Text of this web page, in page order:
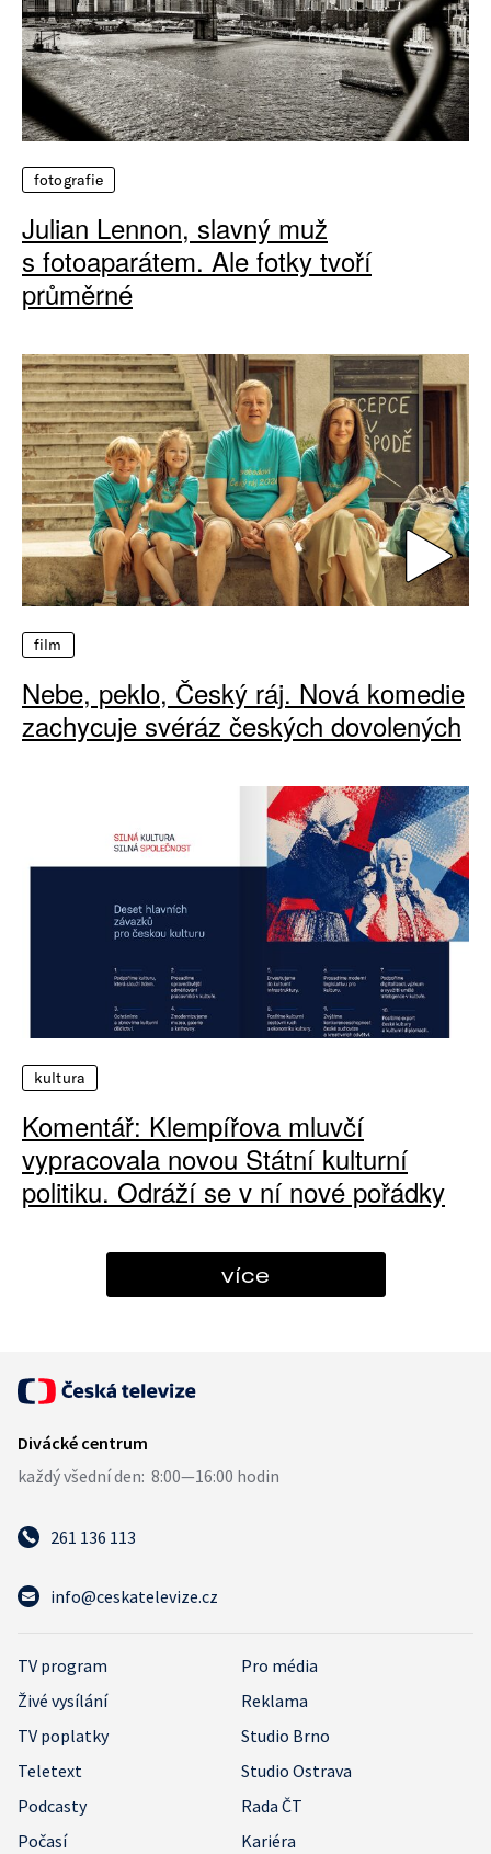
fotografie
Julian Lennon, slavný muž
s fotoaparátem. Ale fotky tvoří
průměrné
film
Nebe, peklo, Český ráj. Nová komedie
zachycuje svéráz českých dovolených
kultura
Komentář: Klempířova mluvčí
vypracovala novou Státní kulturní
politiku. Odráží se v ní nové pořádky
více
261 136 113
info@ceskatelevize.cz
TV program
Pro média
Živé vysílání
Reklama
TV poplatky
Studio Brno
Teletext
Studio Ostrava
Podcasty
Rada ČT
Počasí
Kariéra